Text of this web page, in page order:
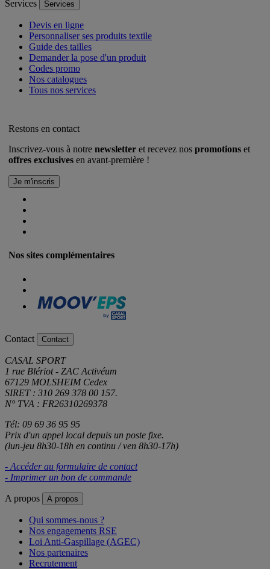
Services Services
Devis en ligne
Personnaliser ses produits textile
Guide des tailles
Demander la pose d'un produit
Codes promo
Nos catalogues
Tous nos services
Restons en contact
Inscrivez-vous à notre newsletter et recevez nos promotions et
offres exclusives en avant-première !
Nos sites complémentaires
Contact Contact
CASAL SPORT
1 rue Blériot - ZAC Activéum
67129 MOLSHEIM Cedex
SIRET : 310 269 378 00 157.
N° TVA : FR26310269378
Tél: 09 69 36 95 95
Prix d'un appel local depuis un poste fixe.
(lun-jeu 8h30-18h en continu / ven 8h30-17h)
- Accéder au formulaire de contact
- Imprimer un bon de commande
A propos A propos
Qui sommes-nous ?
Nos engagements RSE
Loi Anti-Gaspillage (AGEC)
Nos partenaires
Recrutement